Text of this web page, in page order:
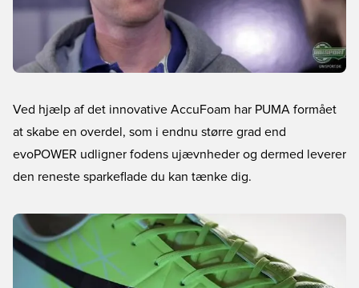
Ved hjælp af det innovative AccuFoam har PUMA formået
at skabe en overdel, som i endnu større grad end
evoPOWER udligner fodens ujævnheder og dermed leverer
den reneste sparkeflade du kan tænke dig.